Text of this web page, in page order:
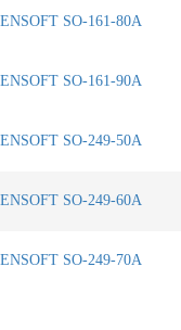
ENSOFT SO-161-80A
ENSOFT SO-161-90A
ENSOFT SO-249-50A
ENSOFT SO-249-60A
ENSOFT SO-249-70A